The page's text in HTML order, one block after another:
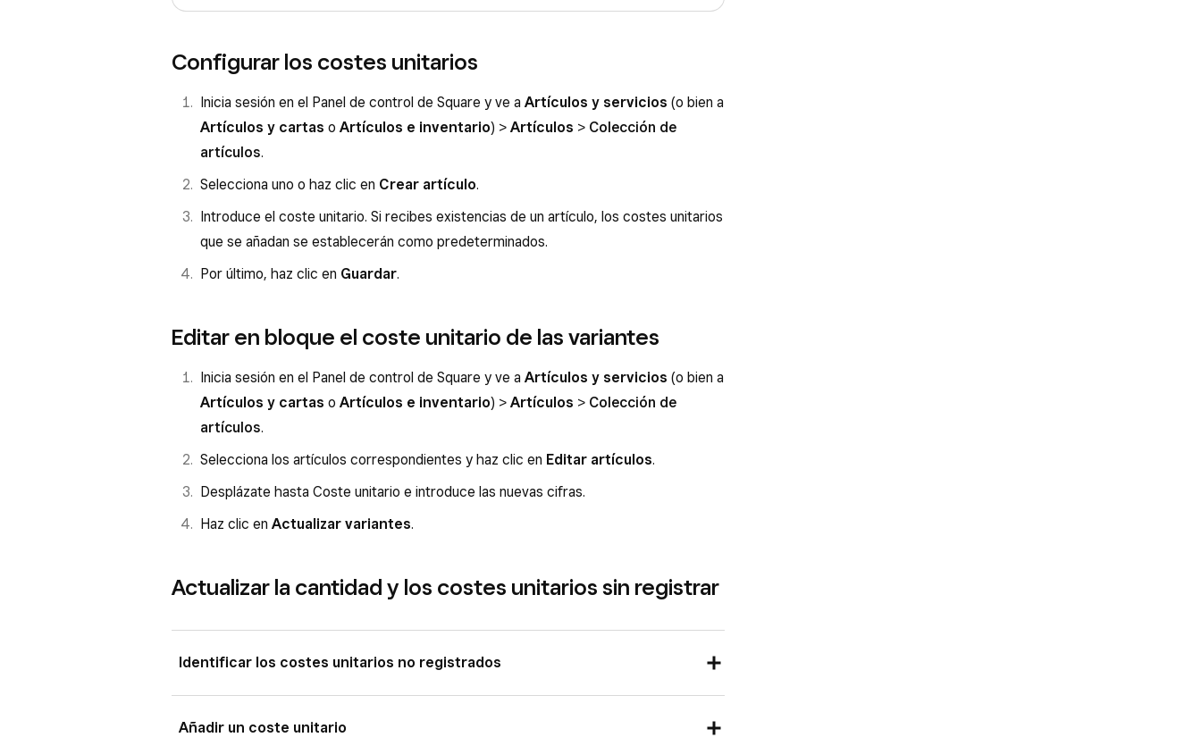
Configurar los costes unitarios
Inicia sesión en el Panel de control de Square y ve a Artículos y servicios (o bien a
Artículos y cartas o Artículos e inventario) > Artículos > Colección de
artículos.
Selecciona uno o haz clic en Crear artículo.
Introduce el coste unitario. Si recibes existencias de un artículo, los costes unitarios
que se añadan se establecerán como predeterminados.
Por último, haz clic en Guardar.
Editar en bloque el coste unitario de las variantes
Inicia sesión en el Panel de control de Square y ve a Artículos y servicios (o bien a
Artículos y cartas o Artículos e inventario) > Artículos > Colección de
artículos.
Selecciona los artículos correspondientes y haz clic en Editar artículos.
Desplázate hasta Coste unitario e introduce las nuevas cifras.
Haz clic en Actualizar variantes.
Actualizar la cantidad y los costes unitarios sin registrar
Identificar los costes unitarios no registrados
Inicia sesión en el Panel de control de Square y ve a
Añadir un coste unitario